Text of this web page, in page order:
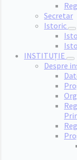
Secretar
Istoric
INSTITUȚIE
Despre